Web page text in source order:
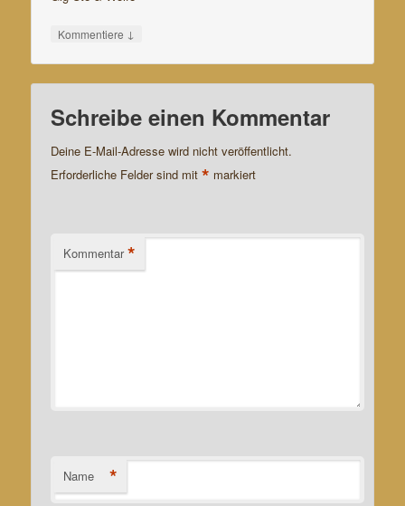
Kommentiere ↓
Schreibe einen Kommentar
Deine E-Mail-Adresse wird nicht veröffentlicht.
Erforderliche Felder sind mit* markiert
Kommentar *
Name *